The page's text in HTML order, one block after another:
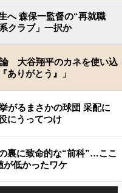
へ 森保一監督の“再就職
クラブ」一択か
大谷翔平のカネを使い込
ありがとう』」
がるまさかの球団 采配に
にうってつけ
裏に致命的な“前科”…ここ
が低かったワケ